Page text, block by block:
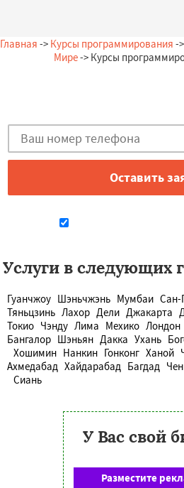
Главная -> Курсы программирования ->
Мире-> Курсы
Услуги в следующих
Гуанчжоу Шэньчжэнь Мумбаи Сан-
Тяньцзинь Лахор Дели Джакарта
Токио Чэнду Лима Мехико Лондон
Бангалор Шэньян Дакка Ухань
Хошимин Нанкин Гонконг Ханой
Ахмедабад Хайдарабад Багдад
Сиань
У Вас свой
Разместите